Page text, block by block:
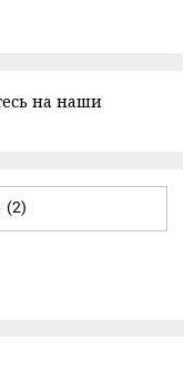
на наши
(2)